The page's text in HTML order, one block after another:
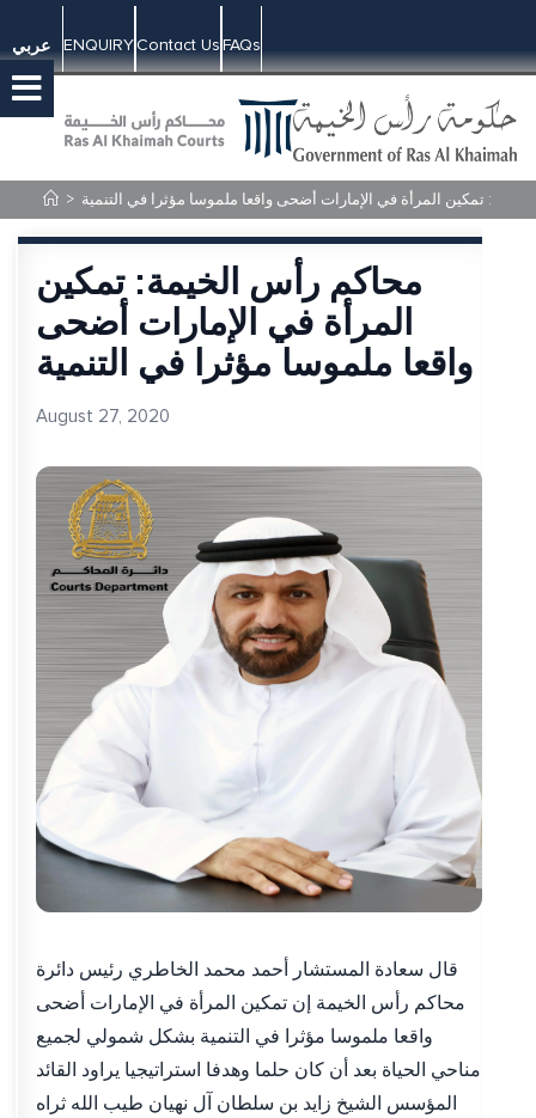
عربي ENQUIRYContact UsFAQs
> تمكين المرأة في الإمارات أضحى واقعا ملموسا مؤثرا في التنمية
محاكم رأس الخيمة: تمكين
المرأة في الإمارات أضحى
واقعا ملموسا مؤثرا في التنمية
August 27, 2020
قال سعادة المستشار أحمد محمد الخاطري رئيس دائرة
محاكم رأس الخيمة إن تمكين المرأة في الإمارات أضحى
واقعا ملموسا مؤثرا في التنمية بشكل شمولي لجميع
مناحي الحياة بعد أن كان حلما وهدفا استراتيجيا يراود القائد
المؤسس الشيخ زايد بن سلطان آل نهيان طيب الله ثراه